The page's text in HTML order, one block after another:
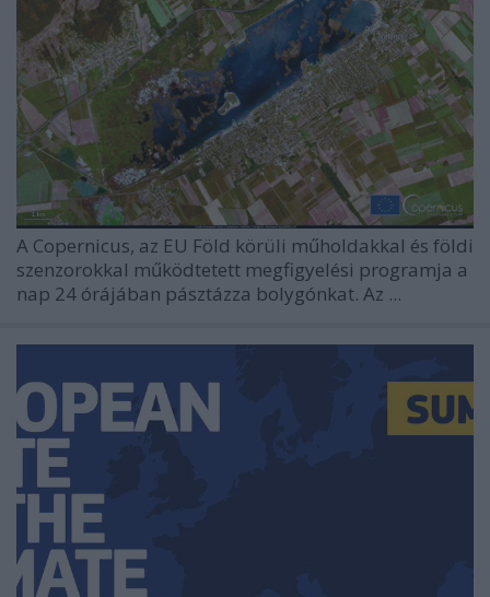
A Copernicus, az EU Föld körüli műholdakkal és földi
szenzorokkal működtetett megfigyelési programja a
nap 24 órájában pásztázza bolygónkat. Az ...